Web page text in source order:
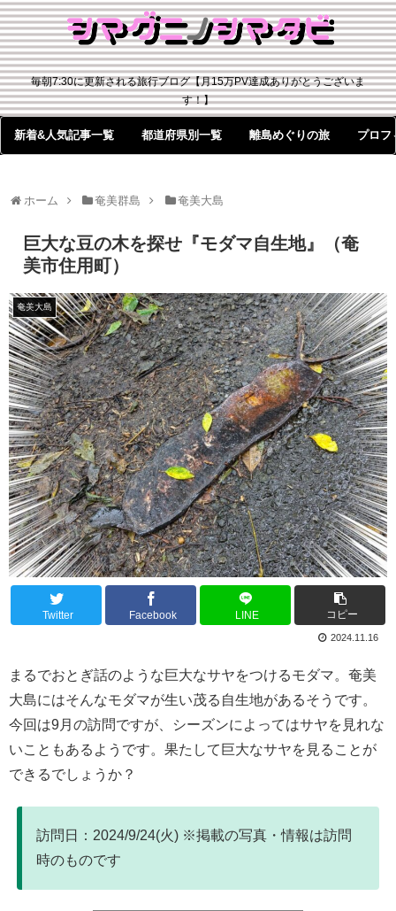
毎朝7:30に更新される旅行ブログ【月15万PV達成ありがとうございま
す！】
新着&人気記事一覧 都道府県別一覧 離島めぐりの旅 プロフ
ホーム 奄美群島 奄美大島
巨大な豆の木を探せ『モダマ自生地』（奄
美市住用町）
奄美大島
Twitter Facebook LINE コピー
2024.11.16
まるでおとぎ話のような巨大なサヤをつけるモダマ。奄美
大島にはそんなモダマが生い茂る自生地があるそうです。
今回は9月の訪問ですが、シーズンによってはサヤを見れな
いこともあるようです。果たして巨大なサヤを見ることが
できるでしょうか？
訪問日：2024/9/24(火) ※掲載の写真・情報は訪問
時のものです